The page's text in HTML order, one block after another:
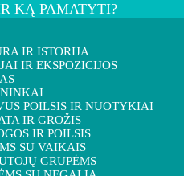
KĄ PAMATYTI?
IR ISTORIJA
IR EKSPOZICIJOS
POILSIS IR NUOTYKIAI
IR GROŽIS
IR POILSIS
SU VAIKAIS
GRUPĖMS